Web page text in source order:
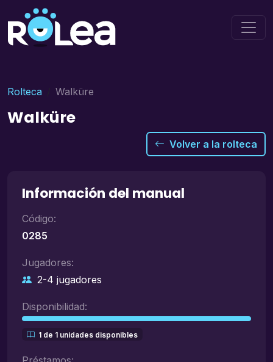
Rolteca Walküre
Walküre
Volver a la rolteca
Información del manual
Código:
0285
Jugadores:
2-4 jugadores
Disponibilidad:
1 de 1 unidades disponibles